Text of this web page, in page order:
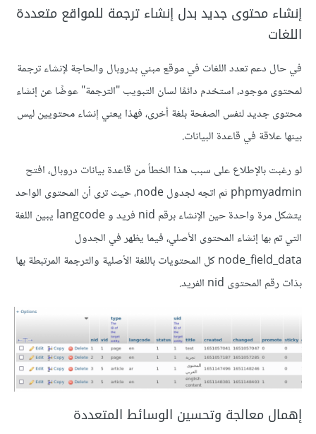
إنشاء محتوى جديد بدل إنشاء ترجمة للمواقع متعددة
اللغات
في حال دعم تعدد اللغات في موقع مبني بدروبال والحاجة لإنشاء ترجمة
لمحتوى موجود، استخدم دائمًا لسان التبويب "الترجمة" عوضًا عن إنشاء
محتوى جديد لنفس الصفحة بلغة أخرى، فهذا يعني إنشاء محتويين ليس
بينها علاقة في قاعدة البيانات.
لو رغبت بالإطلاع على سبب هذا الخطأ من قاعدة بيانات دروبال، افتح
phpmyadmin ثم اتجه لجدول node، حيث ترى أن المحتوى الواحد
يتشكل مرة واحدة حين الإنشاء برقم nid فريد و langcode يبين اللغة
التي تم بها إنشاء المحتوى الأصلي، فيما يظهر في الجدول
node_field_data كل المحتويات باللغة الأصلية والترجمة المرتبطة بها
بذات رقم المحتوى nid الفريد.
إهمال معالجة وتحسين الوسائط المتعددة